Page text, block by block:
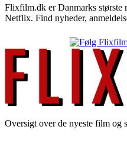
Flixfilm.dk er Danmarks største
Netflix. Find nyheder,
Oversigt over de nyeste film og